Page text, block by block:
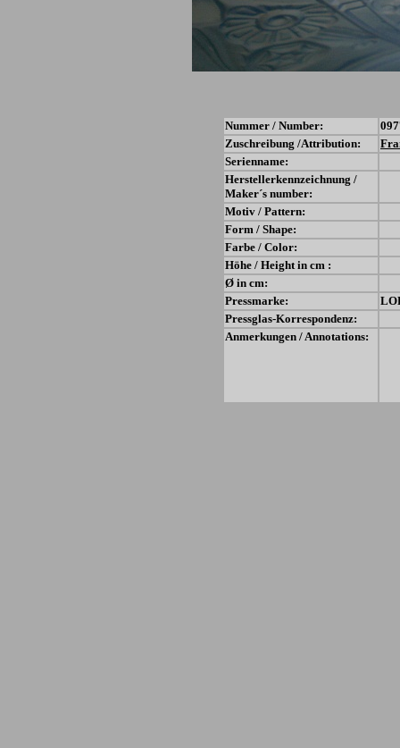
Nummer / Number:
Zuschreibung /Attribution:
Serienname:
Herstellerkennzeichnung /
Maker´s number:
Motiv / Pattern:
Form / Shape:
Farbe / Color:
Höhe / Height in cm :
Ø in cm:
Pressmarke:
Pressglas-Korrespondenz:
Anmerkungen / Annotations: